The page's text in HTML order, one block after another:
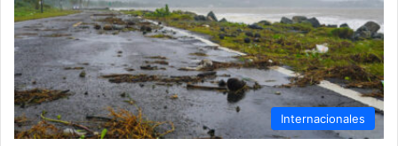
Internacionales